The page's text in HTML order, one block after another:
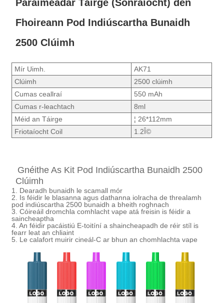
Paraiméadar Táirge (Sonraíocht) den
Fhoireann Pod Indiúscartha Bunaidh
2500 Clúimh
Mír Uimh.
AK71
Clúimh
2500 clúimh
Cumas ceallraí
550 mAh
Cumas r-leachtach
8ml
Méid an Táirge
¦ 26*112mm
Friotaíocht Coil
1.2Î©
Gnéithe As Kit Pod Indiúscartha Bunaidh 2500
Clúimh
1. Dearadh bunaidh le scamall mór
2. Is féidir le blasanna agus dathanna iolracha de threalamh
pod indiúscartha 2500 bunaidh a bheith roghnach
3. Cóireáil dromchla comhlacht vape atá freisin is féidir a
saincheaptha
4. An féidir pacáistiú E-toitíní a shaincheapadh de réir stíl is
fearr leat an chliaint
5. Le calafort muirir cineál-C ar bhun an chomhlachta vape